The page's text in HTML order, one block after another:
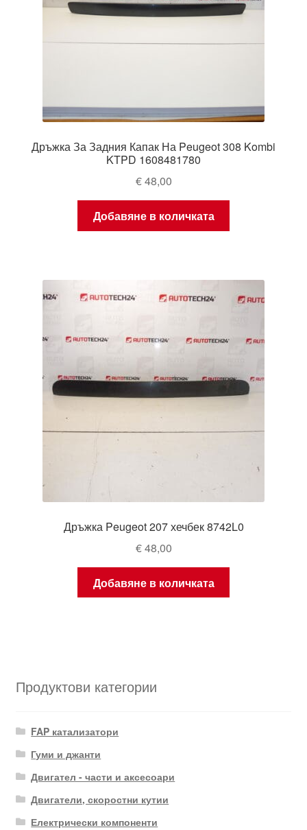
Дръжка За Задния Капак На Peugeot 308 Kombi
KTPD 1608481780
€48,00
Добавяне в количката
Дръжка Peugeot 207 хечбек 8742L0
€48,00
Добавяне в количката
Продуктови категории
FAP катализатори
Гуми и джанти
Двигател - части и аксесоари
Двигатели, скоростни кутии
Електрически компоненти